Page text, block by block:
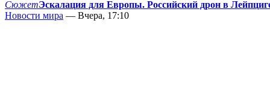
СюжетЭскалация для Европы. Российский дрон в
Новости мира — Вчера, 17:10